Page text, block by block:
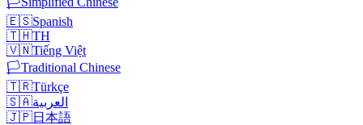
🇪🇸Spanish
🇹🇭TH
🇻🇳Tiếng Việt
🏳️Traditional Chinese
🇹🇷Türkçe
🇸🇦العربية
🇯🇵日本語